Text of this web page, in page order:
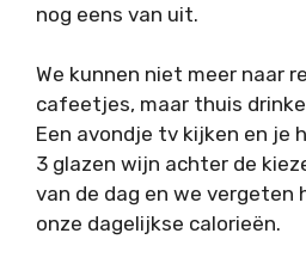
nog eens van uit.
We kunnen niet meer naar
cafeetjes, maar thuis
Een avondje tv kijken en je
3 glazen wijn achter de
van de dag en we vergeten
onze dagelijkse calorieën.